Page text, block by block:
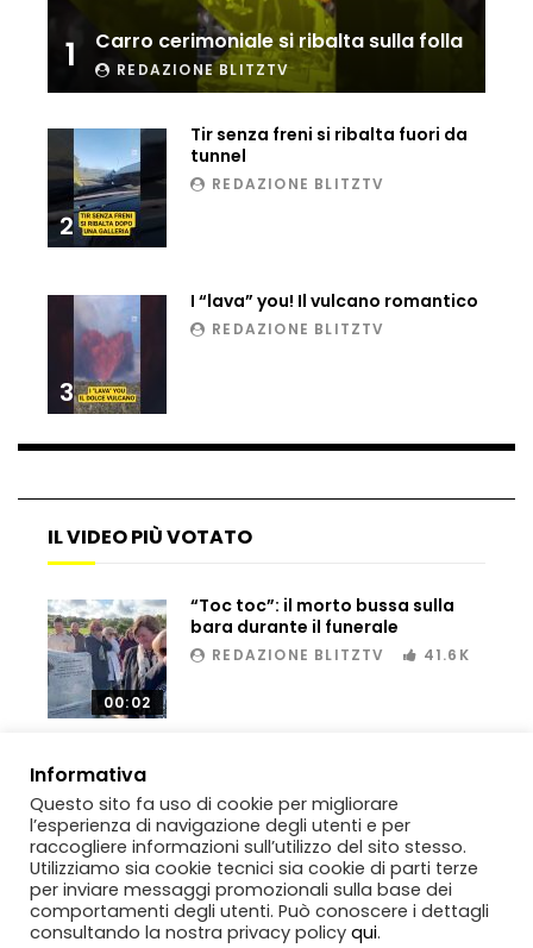
Tir bloccato sul passaggio a livello:
treno lo distrugge
Parco divertimenti, attrazione cede
all’improvviso
tragedia a Petén
Russia sotto zero: fiumi congelati e navi
rompighiaccio a Mosca
Bombe russe sulle montagne per creare
valanghe e proteggere i turisti
Auto si schianta, il guidatore vola dal
viadotto
scotch a un albero
Tentano di salvarla dalla seggiovia, ma
il piano fallisce
1 Carro cerimoniale si ribalta sulla folla
REDAZIONE BLITZTV
2
Tir senza freni si ribalta fuori da
tunnel
REDAZIONE BLITZTV
3
I “lava” you! Il vulcano romantico
REDAZIONE BLITZTV
IL VIDEO PIÙ VOTATO
00:02
“Toc toc”: il morto bussa sulla
bara durante il funerale
REDAZIONE BLITZTV 41.6K
CopyrightBlitzTV© 2019-2025 SIGNOVia Rabolini, 13 Milano - P.IVA
Informativa
Questo sito fa uso di cookie per migliorare
l’esperienza di navigazione degli utenti e per
raccogliere informazioni sull’utilizzo del sito stesso.
Utilizziamo sia cookie tecnici sia cookie di parti terze
per inviare messaggi promozionali sulla base dei
comportamenti degli utenti. Può conoscere i dettagli
consultando la nostra privacy policy qui.